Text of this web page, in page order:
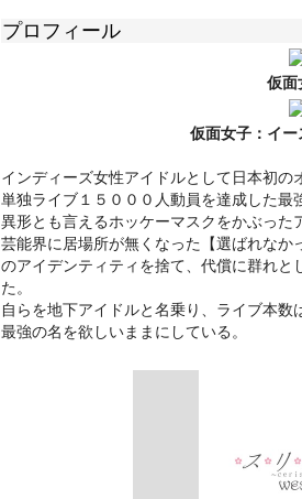
プロフィール
仮面
仮面女子： イー
インディーズ女性アイドルとして日本初
単独ライブ１５０００人動員を達成した最
異形とも言えるホッケーマスクをかぶった
芸能界に居場所が無くなった【選ばれなか
のアイデンティティを捨て、代償に群れ
た。
自らを地下アイドルと名乗り、ライブ本
最強の名を欲しいままにしている。